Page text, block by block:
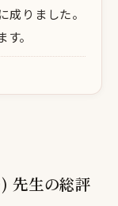
成りました。
。
先生の総評